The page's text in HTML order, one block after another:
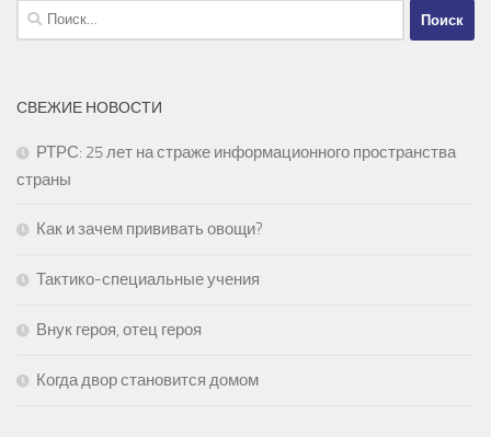
Найти:
СВЕЖИЕ НОВОСТИ
РТРС: 25 лет на страже информационного пространства
страны
Как и зачем прививать овощи?
Тактико-специальные учения
Внук героя, отец героя
Когда двор становится домом